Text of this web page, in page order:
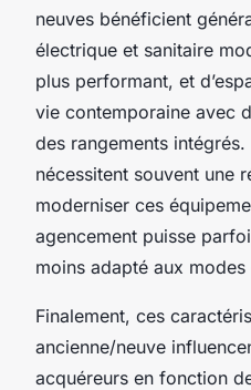
neuves bénéficient
électrique et sanitaire
plus performant, et
vie contemporaine avec
des rangements
nécessitent souvent une
moderniser ces
agencement puisse
moins adapté aux
Finalement, ces
ancienne/neuve
acquéreurs en fonction